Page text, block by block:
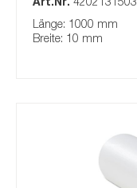
Länge: 1000 mm
Breite: 10 mm